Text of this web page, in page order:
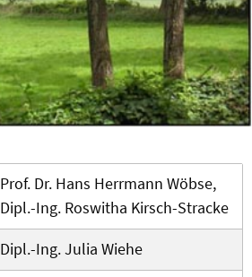
Prof. Dr. Hans Herrmann Wöbse,
Dipl.-Ing. Roswitha Kirsch-Stracke
Dipl.-Ing. Julia Wiehe